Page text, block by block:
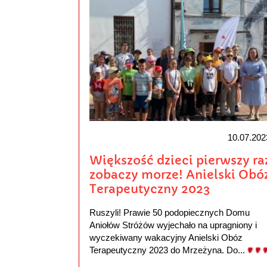
Większość dzieci pierwszy
zobaczy morze! Anielski
Terapeutyczny 2023
Ruszyli! Prawie 50 podopiecznych Domu
Aniołów Stróżów wyjechało na upragniony i
wyczekiwany wakacyjny Anielski Obóz
Terapeutyczny 2023 do Mrzeżyna. Do...